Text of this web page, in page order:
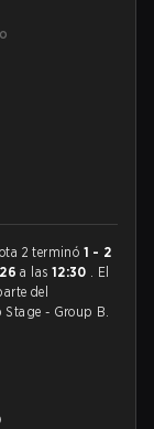
2 terminó 1 - 2
a las 12:30 . El
del
Stage - Group B.